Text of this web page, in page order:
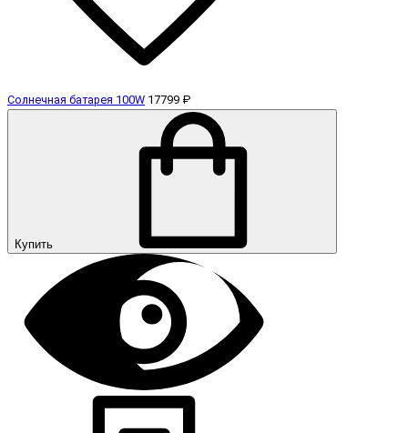
Солнечная батарея 100W 17799 ₽
Купить